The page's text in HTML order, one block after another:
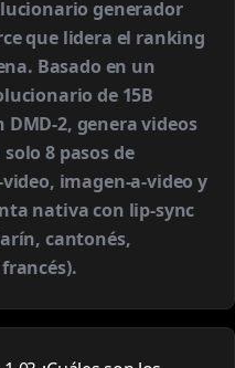
generador
que lidera el ranking
Basado en un
de 15B
2, genera videos
8 pasos de
imagen-a-video y
nativa con lip-sync
cantonés,